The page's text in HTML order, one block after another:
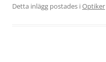
Detta inlägg postades iOptiker